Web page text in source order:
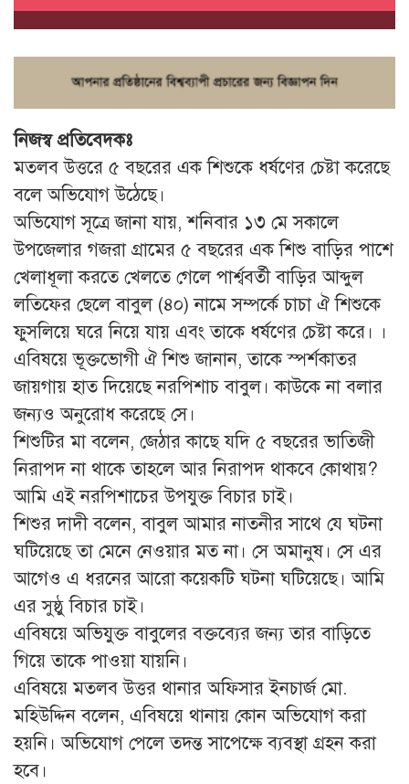
নিজস্ব প্রতিবেদকঃ
মতলব উত্তরে ৫ বছরের এক শিশুকে ধর্ষণের চেষ্টা করেছে
বলে অভিযোগ উঠেছে।
অভিযোগ সূত্রে জানা যায়, শনিবার ১৩ মে সকালে
উপজেলার গজরা গ্রামের ৫ বছরের এক শিশু বাড়ির পাশে
খেলাধূলা করতে খেলতে গেলে পার্শ্ববর্তী বাড়ির আব্দুল
লতিফের ছেলে বাবুল (৪০) নামে সম্পর্কে চাচা ঐ শিশুকে
ফুসলিয়ে ঘরে নিয়ে যায় এবং তাকে ধর্ষণের চেষ্টা করে। ।
এবিষয়ে ভূক্তভোগী ঐ শিশু জানান, তাকে স্পর্শকাতর
জায়গায় হাত দিয়েছে নরপিশাচ বাবুল। কাউকে না বলার
জন্যও অনুরোধ করেছে সে।
শিশুটির মা বলেন, জেঠার কাছে যদি ৫ বছরের ভাতিজী
নিরাপদ না থাকে তাহলে আর নিরাপদ থাকবে কোথায়?
আমি এই নরপিশাচের উপযুক্ত বিচার চাই।
শিশুর দাদী বলেন, বাবুল আমার নাতনীর সাথে যে ঘটনা
ঘটিয়েছে তা মেনে নেওয়ার মত না। সে অমানুষ। সে এর
আগেও এ ধরনের আরো কয়েকটি ঘটনা ঘটিয়েছে। আমি
এর সুষ্ঠু বিচার চাই।
এবিষয়ে অভিযুক্ত বাবুলের বক্তব্যের জন্য তার বাড়িতে
গিয়ে তাকে পাওয়া যায়নি।
এবিষয়ে মতলব উত্তর থানার অফিসার ইনচার্জ মো.
মহিউদ্দিন বলেন, এবিষয়ে থানায় কোন অভিযোগ করা
হয়নি। অভিযোগ পেলে তদন্ত সাপেক্ষে ব্যবস্থা গ্রহন করা
হবে।